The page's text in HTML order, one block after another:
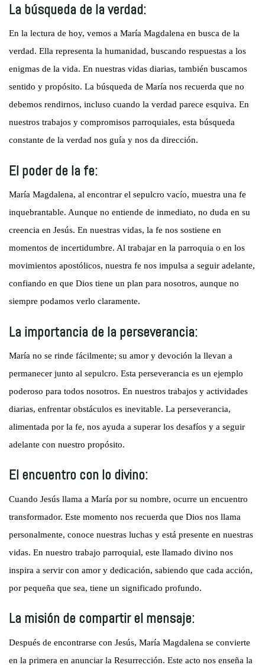
La búsqueda de la verdad:
En la lectura de hoy, vemos a María Magdalena en busca de la
verdad. Ella representa la humanidad, buscando respuestas a los
enigmas de la vida. En nuestras vidas diarias, también buscamos
sentido y propósito. La búsqueda de María nos recuerda que no
debemos rendirnos, incluso cuando la verdad parece esquiva. En
nuestros trabajos y compromisos parroquiales, esta búsqueda
constante de la verdad nos guía y nos da dirección.
El poder de la fe:
María Magdalena, al encontrar el sepulcro vacío, muestra una fe
inquebrantable. Aunque no entiende de inmediato, no duda en su
creencia en Jesús. En nuestras vidas, la fe nos sostiene en
momentos de incertidumbre. Al trabajar en la parroquia o en los
movimientos apostólicos, nuestra fe nos impulsa a seguir adelante,
confiando en que Dios tiene un plan para nosotros, aunque no
siempre podamos verlo claramente.
La importancia de la perseverancia:
María no se rinde fácilmente; su amor y devoción la llevan a
permanecer junto al sepulcro. Esta perseverancia es un ejemplo
poderoso para todos nosotros. En nuestros trabajos y actividades
diarias, enfrentar obstáculos es inevitable. La perseverancia,
alimentada por la fe, nos ayuda a superar los desafíos y a seguir
adelante con nuestro propósito.
El encuentro con lo divino:
Cuando Jesús llama a María por su nombre, ocurre un encuentro
transformador. Este momento nos recuerda que Dios nos llama
personalmente, conoce nuestras luchas y está presente en nuestras
vidas. En nuestro trabajo parroquial, este llamado divino nos
inspira a servir con amor y dedicación, sabiendo que cada acción,
por pequeña que sea, tiene un significado profundo.
La misión de compartir el mensaje:
Después de encontrarse con Jesús, María Magdalena se convierte
en la primera en anunciar la Resurrección. Este acto nos enseña la